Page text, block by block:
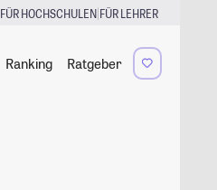
FÜR HOCHSCHULEN|FÜR LEHRER
Ranking Ratgeber